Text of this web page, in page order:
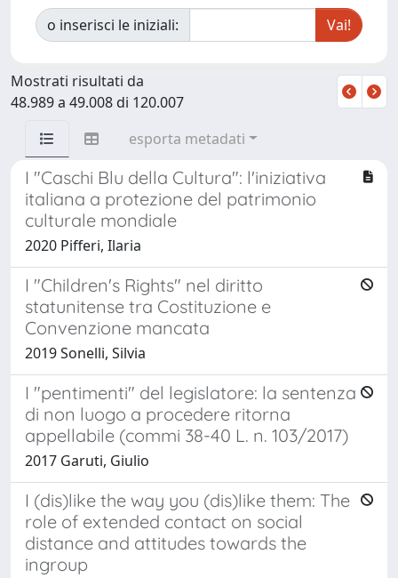
o inserisci le iniziali:
Mostrati risultati da
48.989 a 49.008 di 120.007
esporta metadati
I "Caschi Blu della Cultura": l'iniziativa
italiana a protezione del patrimonio
culturale mondiale
2020 Pifferi, Ilaria
I "Children's Rights" nel diritto
statunitense tra Costituzione e
Convenzione mancata
2019 Sonelli, Silvia
I "pentimenti" del legislatore: la sentenza
di non luogo a procedere ritorna
appellabile (commi 38-40 L. n. 103/2017)
2017 Garuti, Giulio
I (dis)like the way you (dis)like them: The
role of extended contact on social
distance and attitudes towards the
ingroup